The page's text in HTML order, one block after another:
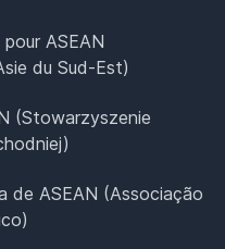
ASEAN
du Sud-Est)
(Stowarzyszenie
de ASEAN (Associação